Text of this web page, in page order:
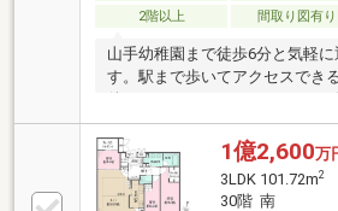
2階以上
間取り図有り
山手幼稚園まで徒歩6分と気軽
す。駅まで歩いてアクセスでき
もしやすく好評の物件です。神
道本線元町
1億2,600万
3LDK 101.72m2
30階 南